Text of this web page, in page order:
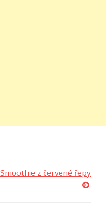
Smoothie z červené řepy